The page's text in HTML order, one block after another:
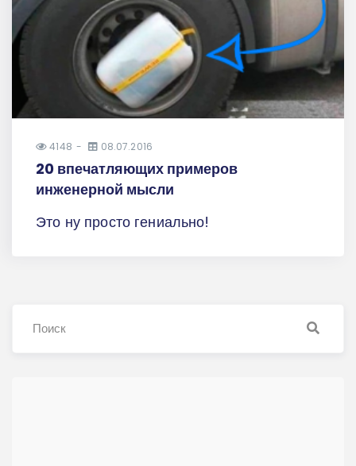
4148 08.07.2016
20 впечатляющих примеров
инженерной мысли
Это ну просто гениально!